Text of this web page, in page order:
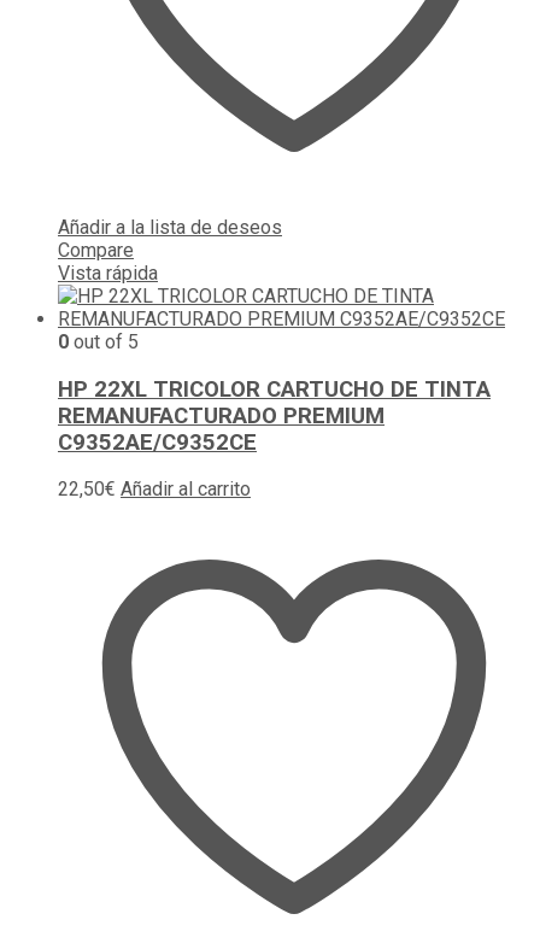
Añadir a la lista de deseos
Compare
Vista rápida
0 out of 5
HP 22XL TRICOLOR CARTUCHO DE TINTA
REMANUFACTURADO PREMIUM
C9352AE/C9352CE
22,50€ Añadir al carrito